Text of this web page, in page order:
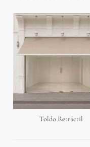
Toldo Retráctil